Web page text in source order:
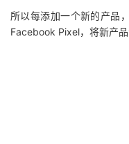
所以每添加一个新的产品
Facebook Pixel，将新产品